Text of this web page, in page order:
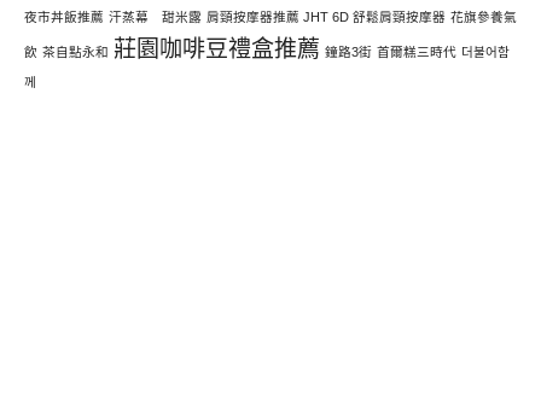
夜市丼飯推薦 汗蒸幕 甜米露 肩頸按摩器推薦 JHT 6D 舒鬆肩頸按摩器 花旗參養氣
飲 茶自點永和 莊園咖啡豆禮盒推薦 鐘路3街 首爾糕三時代 더불어함
께